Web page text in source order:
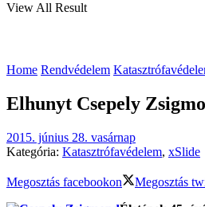
View All Result
Home Rendvédelem
Elhunyt Csepely
2015. június 28. vasárnap
Kategória: Katasztrófavédelem, xSlide
Megosztás facebookon
Megosztás